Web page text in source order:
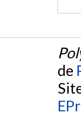
de